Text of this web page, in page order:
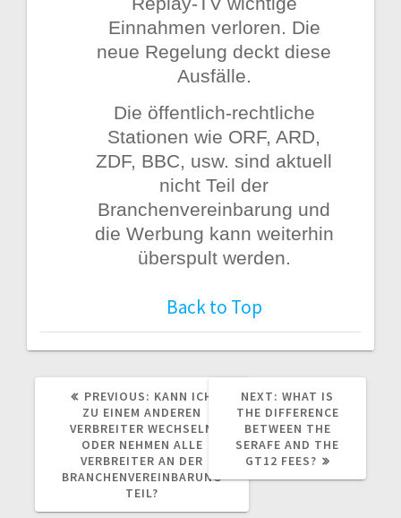
Einnahmen verloren. Die
neue Regelung deckt diese
Ausfälle.
Die öffentlich-rechtliche
Stationen wie ORF, ARD,
ZDF, BBC, usw. sind aktuell
nicht Teil der
Branchenvereinbarung und
die Werbung kann weiterhin
überspult werden.
Back to Top
PREVIOUS: PREVIOUS
POST:
KANN ICH
ZU EINEM ANDEREN
VERBREITER WECHSELN
ODER NEHMEN ALLE
VERBREITER AN DER
BRANCHENVEREINBARUNG
TEIL?
NEXT: NEXT
POST:
WHAT IS
THE DIFFERENCE
BETWEEN THE
SERAFE AND THE
GT12 FEES?